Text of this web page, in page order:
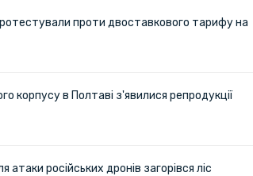
проти двоставкового тарифу на
корпусу в Полтаві з'явилися репродукції
атаки російських дронів загорівся ліс